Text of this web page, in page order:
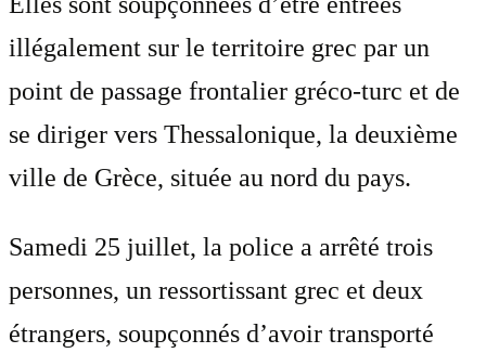
illégalement sur le territoire grec par un
point de passage frontalier gréco-turc et de
se diriger vers Thessalonique, la deuxième
ville de Grèce, située au nord du pays.
Samedi 25 juillet, la police a arrêté trois
personnes, un ressortissant grec et deux
étrangers, soupçonnés d’avoir transporté